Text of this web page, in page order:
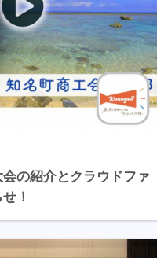
の紹介とクラウドファ
！